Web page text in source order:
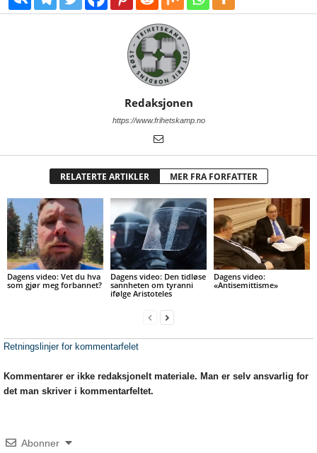
Redaksjonen
https://www.frihetskamp.no
RELATERTE ARTIKLER MER FRA FORFATTER
Dagens video: Vet du hva
som gjør meg forbannet?
Dagens video: Den tidløse
sannheten om tyranni
ifølge Aristoteles
Dagens video:
«Antisemittisme»
Retningslinjer for kommentarfelet
Kommentarer er ikke redaksjonelt materiale. Man er selv ansvarlig for
det man skriver i kommentarfeltet.
Abonner